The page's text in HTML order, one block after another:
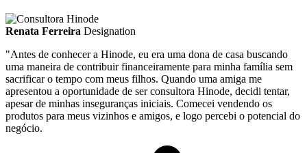
Renata Ferreira Designation
"Antes de conhecer a Hinode, eu era uma dona de casa buscando
uma maneira de contribuir financeiramente para minha família sem
sacrificar o tempo com meus filhos. Quando uma amiga me
apresentou a oportunidade de ser consultora Hinode, decidi tentar,
apesar de minhas inseguranças iniciais. Comecei vendendo os
produtos para meus vizinhos e amigos, e logo percebi o potencial do
negócio.